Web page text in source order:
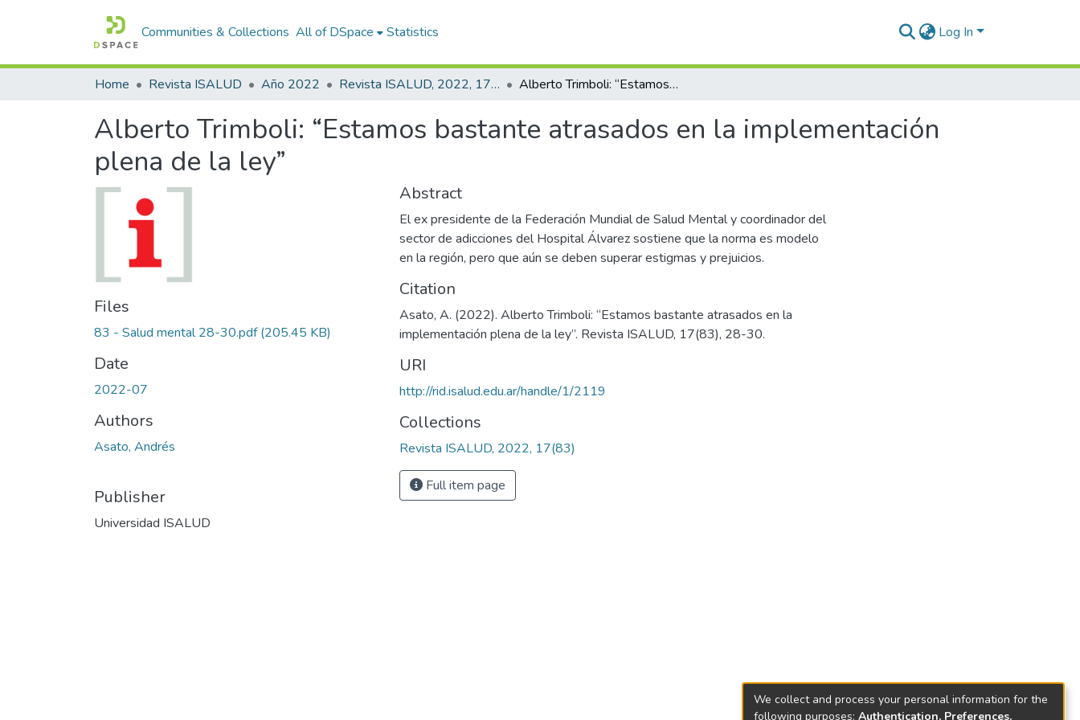
Communities & Collections All of DSpace Statistics Log In
Home Revista ISALUD Año 2022 Revista ISALUD, 2022, 17(83) Alberto Trimboli: “Estamos bastante atrasados en la implementación plena de la ley”
Alberto Trimboli: “Estamos bastante atrasados en la implementación
plena de la ley”
Files
83 - Salud mental 28-30.pdf(205.45 KB)
Date
2022-07
Authors
Asato, Andrés
Publisher
Universidad ISALUD
Abstract
El ex presidente de la Federación Mundial de Salud Mental y coordinador del
sector de adicciones del Hospital Álvarez sostiene que la norma es modelo
en la región, pero que aún se deben superar estigmas y prejuicios.
Citation
Asato, A. (2022). Alberto Trimboli: “Estamos bastante atrasados en la
implementación plena de la ley”. Revista ISALUD, 17(83), 28-30.
URI
http://rid.isalud.edu.ar/handle/1/2119
Collections
Revista ISALUD, 2022, 17(83)
Full item page
We collect and process your personal information for the
following purposes: Authentication, Preferences,